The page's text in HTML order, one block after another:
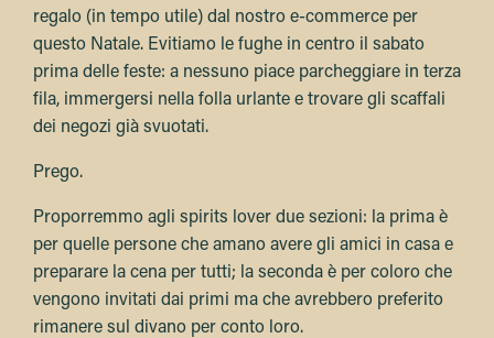
regalo (in tempo utile) dal nostro e-commerce per
questo Natale. Evitiamo le fughe in centro il sabato
prima delle feste: a nessuno piace parcheggiare in terza
fila, immergersi nella folla urlante e trovare gli scaffali
dei negozi già svuotati.
Prego.
Proporremmo agli spirits lover due sezioni: la prima è
per quelle persone che amano avere gli amici in casa e
preparare la cena per tutti; la seconda è per coloro che
vengono invitati dai primi ma che avrebbero preferito
rimanere sul divano per conto loro.